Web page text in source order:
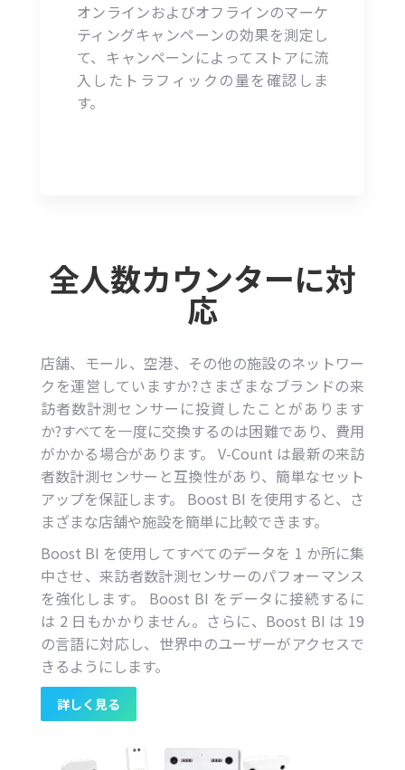
オンラインおよびオフラインのマーケ
ティングキャンペーンの効果を測定し
て、キャンペーンによってストアに流
入したトラフィックの量を確認しま
す。
全人数カウンターに対
応
店舗、モール、空港、その他の施設のネットワー
クを運営していますか?さまざまなブランドの来
訪者数計測センサーに投資したことがあります
か?すべてを一度に交換するのは困難であり、費用
がかかる場合があります。 V-Count は最新の来訪
者数計測センサーと互換性があり、簡単なセット
アップを保証します。 Boost BI を使用すると、さ
まざまな店舗や施設を簡単に比較できます。
Boost BI を使用してすべてのデータを 1 か所に集
中させ、来訪者数計測センサーのパフォーマンス
を強化します。 Boost BI をデータに接続するに
は 2 日もかかりません。さらに、Boost BI は 19
の言語に対応し、世界中のユーザーがアクセスで
きるようにします。
詳しく見る